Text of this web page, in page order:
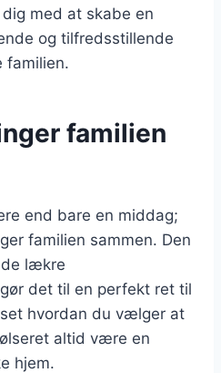
med at skabe en
og tilfredsstillende
familien.
familien
end bare en middag;
familien sammen. Den
de lækre
det til en perfekt ret til
hvordan du vælger at
altid være en
hjem.